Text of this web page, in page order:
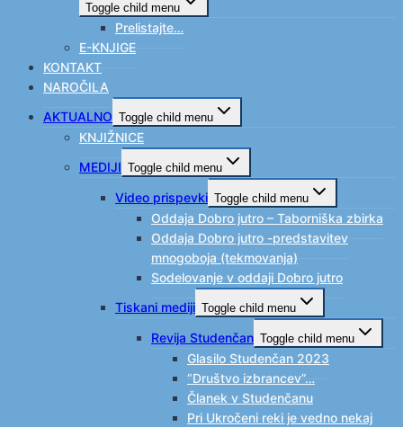
Toggle child menu
Prelistajte…
E-KNJIGE
KONTAKT
NAROČILA
AKTUALNO Toggle child menu
KNJIŽNICE
MEDIJI Toggle child menu
Video prispevki Toggle child menu
Oddaja Dobro jutro – Taborniška zbirka
Oddaja Dobro jutro -predstavitev
mnogoboja (tekmovanja)
Sodelovanje v oddaji Dobro jutro
Tiskani mediji Toggle child menu
Revija Studenčan Toggle child menu
Glasilo Studenčan 2023
“Društvo izbrancev”…
Članek v Studenčanu
Pri Ukročeni reki je vedno nekaj